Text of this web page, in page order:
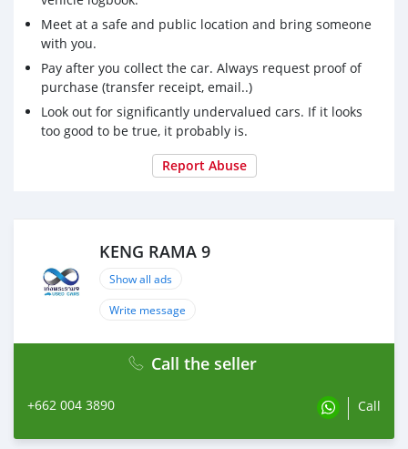
✅ บุ๊คเซอร์วิสครบ
✅ กันชนหลังโครเมียม
Meet at a safe and public location and bring someone
with you.
Pay after you collect the car. Always request proof of
purchase (transfer receipt, email..)
Look out for significantly undervalued cars. If it looks
too good to be true, it probably is.
Report Abuse
KENG RAMA 9
Show all ads
Write message
Call the seller
+662 004 3890 Call